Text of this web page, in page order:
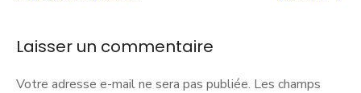
dans
l’ensemble
compétences
l’article
Laisser un commentaire
Votre adresse e-mail ne sera pas publiée. Les champs